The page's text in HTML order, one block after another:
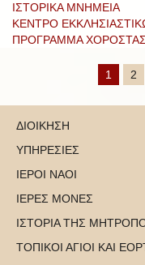
ΙΣΤΟΡΙΚΑ ΜΝΗΜΕΙΑ
ΚΕΝΤΡΟ
ΠΡΟΓΡΑΜΜΑ
1 2
ΔΙΟΙΚΗΣΗ
ΥΠΗΡΕΣΙΕΣ
ΙΕΡΟΙ ΝΑΟΙ
ΙΕΡΕΣ ΜΟΝΕΣ
ΙΣΤΟΡΙΑ ΤΗΣ
ΤΟΠΙΚΟΙ ΑΓΙΟΙ ΚΑΙ